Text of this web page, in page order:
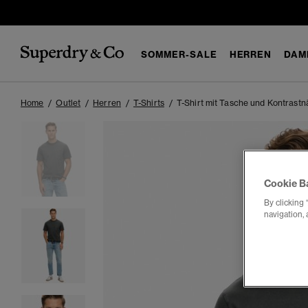
SOMMER-SALE HERREN
Home Outlet Herren T-Shirts T-Shirt mit Tasche und
Cookie
By clicking
navigation,